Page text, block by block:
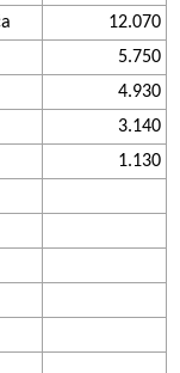
12.070
5.750
4.930
3.140
1.130